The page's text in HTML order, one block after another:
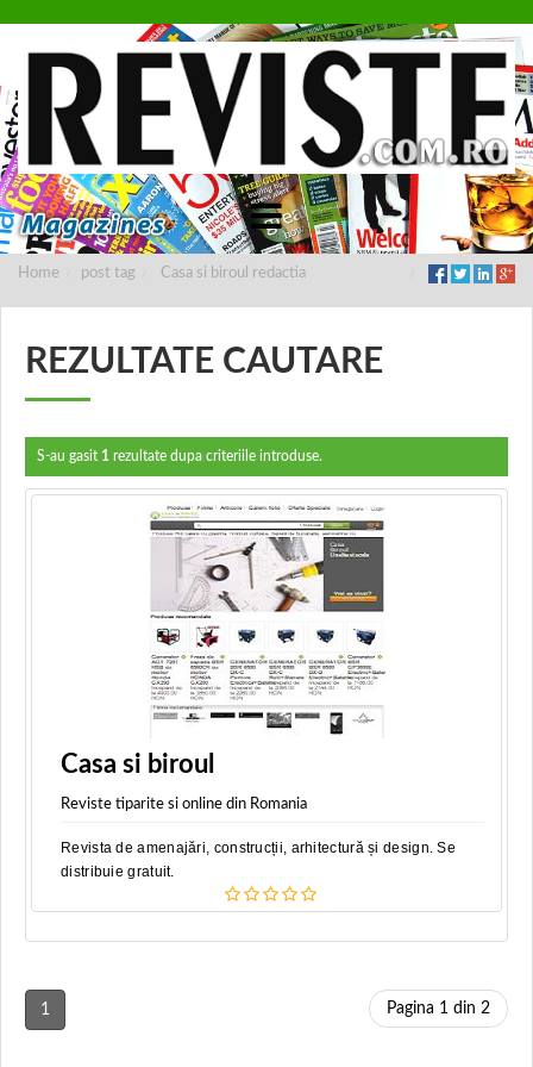
Home post tag Casa si biroul redactia
REZULTATE CAUTARE
S-au gasit 1 rezultate dupa criteriile introduse.
Casa si biroul
Reviste tiparite si online din Romania
Revista de amenajări, construcții, arhitectură și design. Se
distribuie gratuit.
1 Pagina 1 din 2